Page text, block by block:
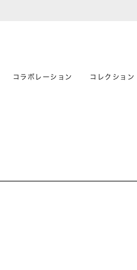
コラボレーション コレクション